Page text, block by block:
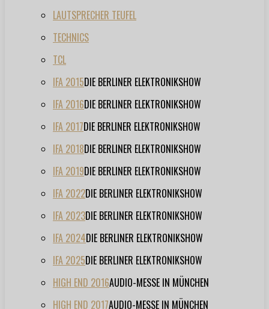
LAUTSPRECHER TEUFEL
TECHNICS
TCL
IFA 2015DIE BERLINER ELEKTRONIKSHOW
IFA 2016DIE BERLINER ELEKTRONIKSHOW
IFA 2017DIE BERLINER ELEKTRONIKSHOW
IFA 2018DIE BERLINER ELEKTRONIKSHOW
IFA 2019DIE BERLINER ELEKTRONIKSHOW
IFA 2022DIE BERLINER ELEKTRONIKSHOW
IFA 2023DIE BERLINER ELEKTRONIKSHOW
IFA 2024DIE BERLINER ELEKTRONIKSHOW
IFA 2025DIE BERLINER ELEKTRONIKSHOW
HIGH END 2016AUDIO-MESSE IN MÜNCHEN
HIGH END 2017AUDIO-MESSE IN MÜNCHEN